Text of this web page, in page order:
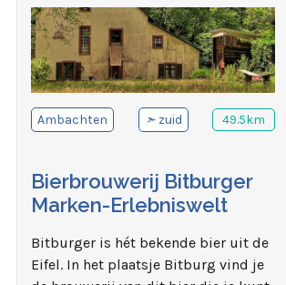
Ambachten ➣ zuid 49.5km
Bierbrouwerij Bitburger
Marken-Erlebniswelt
Bitburger is hét bekende bier uit de
Eifel. In het plaatsje Bitburg vind je